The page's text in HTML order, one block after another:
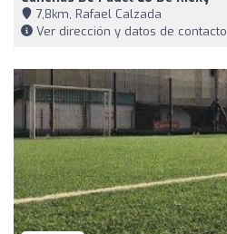
7,8km, Rafael Calzada
Ver dirección y datos de contacto